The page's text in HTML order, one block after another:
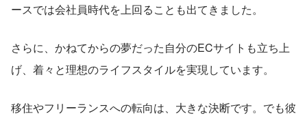
ースでは会社員時代を上回ることも出てきました。
さらに、かねてからの夢だった自分のECサイトも立ち上
げ、着々と理想のライフスタイルを実現しています。
移住やフリーランスへの転向は、大きな決断です。でも彼